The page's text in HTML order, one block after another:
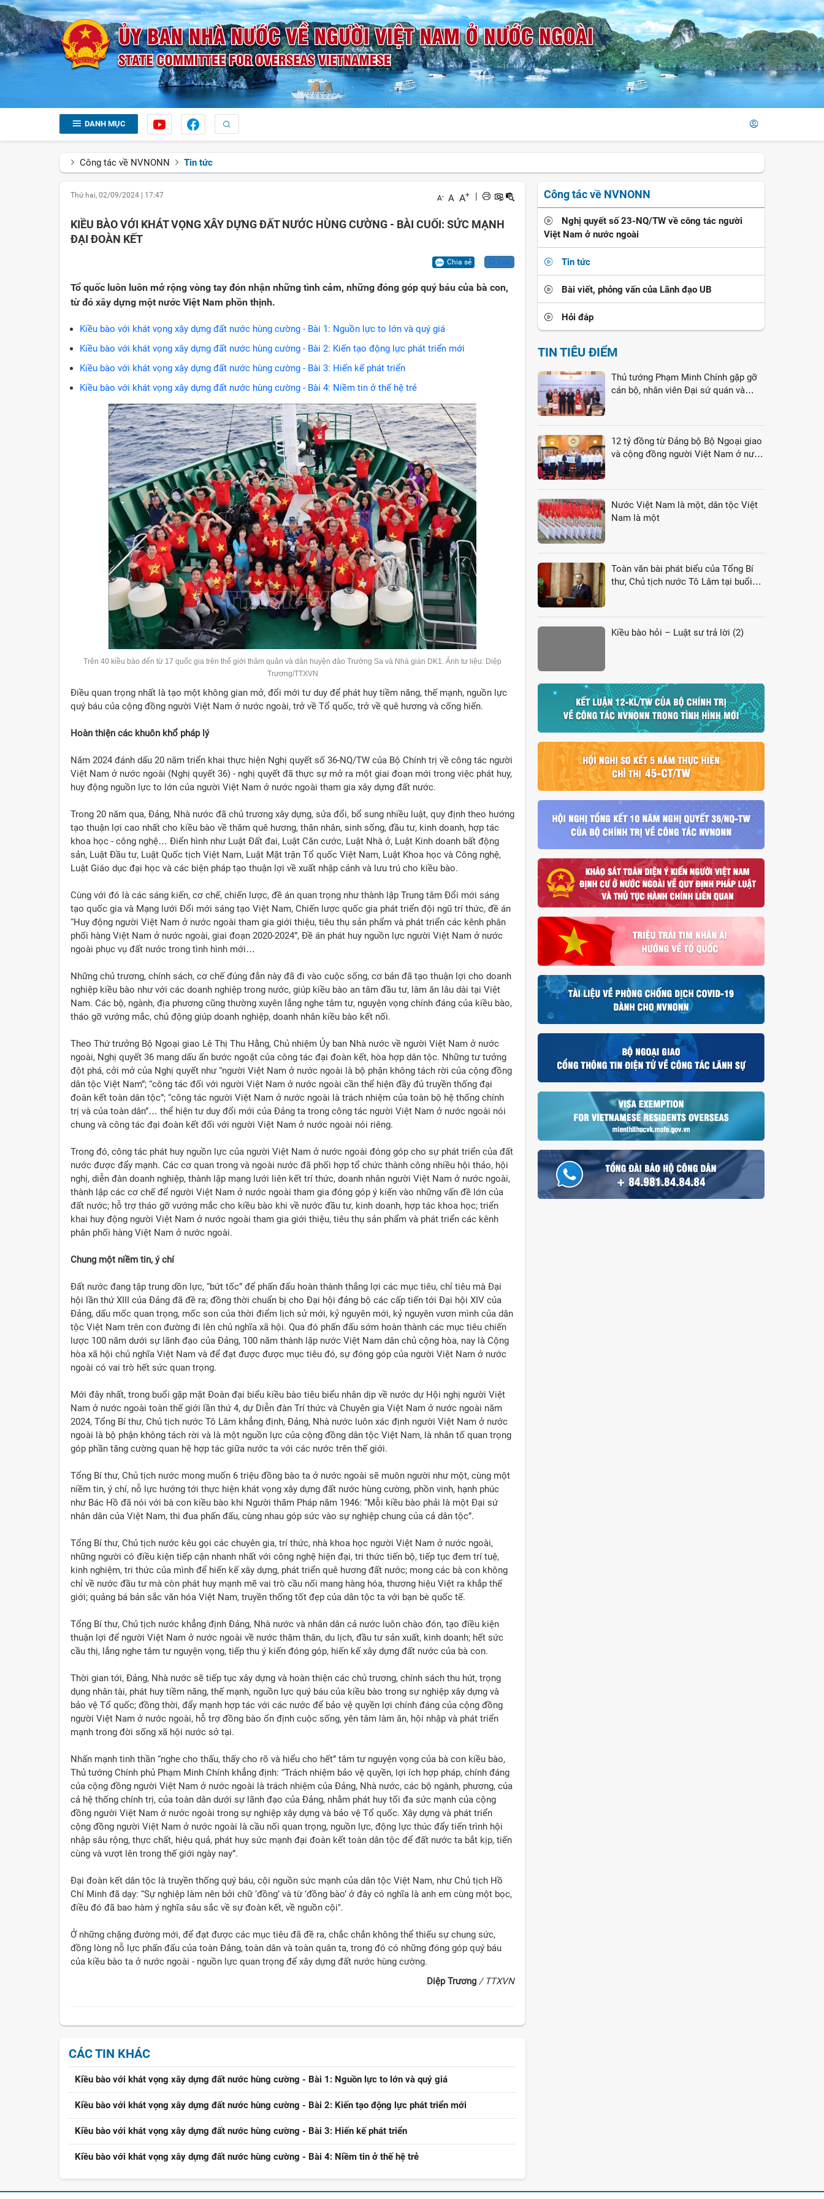
DANH MỤC
Công tác về NVNONN Tin tức
Thứ hai, 02/09/2024 17:47 A- A A+ |
KIỀU BÀO VỚI KHÁT VỌNG XÂY DỰNG ĐẤT NƯỚC HÙNG CƯỜNG - BÀI CUỐI: SỨC MẠNH
ĐẠI ĐOÀN KẾT
Chia sẻ Lưu
Tổ quốc luôn luôn mở rộng vòng tay đón nhận những tình cảm, những đóng góp quý báu của bà con,
từ đó xây dựng một nước Việt Nam phồn thịnh.
Kiều bào với khát vọng xây dựng đất nước hùng cường - Bài 1: Nguồn lực to lớn và quý giá
Kiều bào với khát vọng xây dựng đất nước hùng cường - Bài 2: Kiến tạo động lực phát triển mới
Kiều bào với khát vọng xây dựng đất nước hùng cường - Bài 3: Hiến kế phát triển
Kiều bào với khát vọng xây dựng đất nước hùng cường - Bài 4: Niềm tin ở thế hệ trẻ
Trên 40 kiều bào đến từ 17 quốc gia trên thế giới thăm quân và dân huyện đảo Trường Sa và Nhà giàn DK1. Ảnh tư liệu: Diệp
Trương/TTXVN
Điều quan trọng nhất là tạo một không gian mở, đổi mới tư duy để phát huy tiềm năng, thế mạnh, nguồn lực
quý báu của cộng đồng người Việt Nam ở nước ngoài, trở về Tổ quốc, trở về quê hương và cống hiến.
Hoàn thiện các khuôn khổ pháp lý
Năm 2024 đánh dấu 20 năm triển khai thực hiện Nghị quyết số 36-NQ/TW của Bộ Chính trị về công tác người
Việt Nam ở nước ngoài (Nghị quyết 36) - nghị quyết đã thực sự mở ra một giai đoạn mới trong việc phát huy,
huy động nguồn lực to lớn của người Việt Nam ở nước ngoài tham gia xây dựng đất nước.
Trong 20 năm qua, Đảng, Nhà nước đã chủ trương xây dựng, sửa đổi, bổ sung nhiều luật, quy định theo hướng
tạo thuận lợi cao nhất cho kiều bào về thăm quê hương, thân nhân, sinh sống, đầu tư, kinh doanh, hợp tác
khoa học - công nghệ… Điển hình như Luật Đất đai, Luật Căn cước, Luật Nhà ở, Luật Kinh doanh bất động
sản, Luật Đầu tư, Luật Quốc tịch Việt Nam, Luật Mặt trận Tổ quốc Việt Nam, Luật Khoa học và Công nghệ,
Luật Giáo dục đại học và các biện pháp tạo thuận lợi về xuất nhập cảnh và lưu trú cho kiều bào.
Cùng với đó là các sáng kiến, cơ chế, chiến lược, đề án quan trọng như thành lập Trung tâm Đổi mới sáng
tạo quốc gia và Mạng lưới Đổi mới sáng tạo Việt Nam, Chiến lược quốc gia phát triển đội ngũ trí thức, đề án
“Huy động người Việt Nam ở nước ngoài tham gia giới thiệu, tiêu thụ sản phẩm và phát triển các kênh phân
phối hàng Việt Nam ở nước ngoài, giai đoạn 2020-2024”, Đề án phát huy nguồn lực người Việt Nam ở nước
ngoài phục vụ đất nước trong tình hình mới…
Những chủ trương, chính sách, cơ chế đúng đắn này đã đi vào cuộc sống, cơ bản đã tạo thuận lợi cho doanh
nghiệp kiều bào như với các doanh nghiệp trong nước, giúp kiều bào an tâm đầu tư, làm ăn lâu dài tại Việt
Nam. Các bộ, ngành, địa phương cũng thường xuyên lắng nghe tâm tư, nguyện vọng chính đáng của kiều bào,
tháo gỡ vướng mắc, chủ động giúp doanh nghiệp, doanh nhân kiều bào kết nối.
Theo Thứ trưởng Bộ Ngoại giao Lê Thị Thu Hằng, Chủ nhiệm Ủy ban Nhà nước về người Việt Nam ở nước
ngoài, Nghị quyết 36 mang dấu ấn bước ngoặt của công tác đại đoàn kết, hòa hợp dân tộc. Những tư tưởng
đột phá, cởi mở của Nghị quyết như “người Việt Nam ở nước ngoài là bộ phận không tách rời của cộng đồng
dân tộc Việt Nam”; “công tác đối với người Việt Nam ở nước ngoài cần thể hiện đầy đủ truyền thống đại
đoàn kết toàn dân tộc”; “công tác người Việt Nam ở nước ngoài là trách nhiệm của toàn bộ hệ thống chính
trị và của toàn dân”… thể hiện tư duy đổi mới của Đảng ta trong công tác người Việt Nam ở nước ngoài nói
chung và công tác đại đoàn kết đối với người Việt Nam ở nước ngoài nói riêng.
Trong đó, công tác phát huy nguồn lực của người Việt Nam ở nước ngoài đóng góp cho sự phát triển của đất
nước được đẩy mạnh. Các cơ quan trong và ngoài nước đã phối hợp tổ chức thành công nhiều hội thảo, hội
nghị, diễn đàn doanh nghiệp, thành lập mạng lưới liên kết trí thức, doanh nhân người Việt Nam ở nước ngoài,
thành lập các cơ chế để người Việt Nam ở nước ngoài tham gia đóng góp ý kiến vào những vấn đề lớn của
đất nước; hỗ trợ tháo gỡ vướng mắc cho kiều bào khi về nước đầu tư, kinh doanh, hợp tác khoa học; triển
khai huy động người Việt Nam ở nước ngoài tham gia giới thiệu, tiêu thụ sản phẩm và phát triển các kênh
phân phối hàng Việt Nam ở nước ngoài.
Chung một niềm tin, ý chí
Đất nước đang tập trung dồn lực, “bứt tốc” để phấn đấu hoàn thành thắng lợi các mục tiêu, chỉ tiêu mà Đại
hội lần thứ XIII của Đảng đã đề ra; đồng thời chuẩn bị cho Đại hội đảng bộ các cấp tiến tới Đại hội XIV của
Đảng, dấu mốc quan trọng, mốc son của thời điểm lịch sử mới, kỷ nguyên mới, kỷ nguyên vươn mình của dân
tộc Việt Nam trên con đường đi lên chủ nghĩa xã hội. Qua đó phấn đấu sớm hoàn thành các mục tiêu chiến
lược 100 năm dưới sự lãnh đạo của Đảng, 100 năm thành lập nước Việt Nam dân chủ cộng hòa, nay là Cộng
hòa xã hội chủ nghĩa Việt Nam và để đạt được được mục tiêu đó, sự đóng góp của người Việt Nam ở nước
ngoài có vai trò hết sức quan trọng.
Mới đây nhất, trong buổi gặp mặt Đoàn đại biểu kiều bào tiêu biểu nhân dịp về nước dự Hội nghị người Việt
Nam ở nước ngoài toàn thế giới lần thứ 4, dự Diễn đàn Trí thức và Chuyên gia Việt Nam ở nước ngoài năm
2024, Tổng Bí thư, Chủ tịch nước Tô Lâm khẳng định, Đảng, Nhà nước luôn xác định người Việt Nam ở nước
ngoài là bộ phận không tách rời và là một nguồn lực của cộng đồng dân tộc Việt Nam, là nhân tố quan trọng
góp phần tăng cường quan hệ hợp tác giữa nước ta với các nước trên thế giới.
Tổng Bí thư, Chủ tịch nước mong muốn 6 triệu đồng bào ta ở nước ngoài sẽ muôn người như một, cùng một
niềm tin, ý chí, nỗ lực hướng tới thực hiện khát vọng xây dựng đất nước hùng cường, phồn vinh, hạnh phúc
như Bác Hồ đã nói với bà con kiều bào khi Người thăm Pháp năm 1946: “Mỗi kiều bào phải là một Đại sứ
nhân dân của Việt Nam, thi đua phấn đấu, cùng nhau góp sức vào sự nghiệp chung của cả dân tộc”.
Tổng Bí thư, Chủ tịch nước kêu gọi các chuyên gia, trí thức, nhà khoa học người Việt Nam ở nước ngoài,
những người có điều kiện tiếp cận nhanh nhất với công nghệ hiện đại, tri thức tiến bộ, tiếp tục đem trí tuệ,
kinh nghiệm, tri thức của mình để hiến kế xây dựng, phát triển quê hương đất nước; mong các bà con không
chỉ về nước đầu tư mà còn phát huy mạnh mẽ vai trò cầu nối mang hàng hóa, thương hiệu Việt ra khắp thế
giới; quảng bá bản sắc văn hóa Việt Nam, truyền thống tốt đẹp của dân tộc ta với bạn bè quốc tế.
Tổng Bí thư, Chủ tịch nước khẳng định Đảng, Nhà nước và nhân dân cả nước luôn chào đón, tạo điều kiện
thuận lợi để người Việt Nam ở nước ngoài về nước thăm thân, du lịch, đầu tư sản xuất, kinh doanh; hết sức
cầu thị, lắng nghe tâm tư nguyện vọng, tiếp thu ý kiến đóng góp, hiến kế xây dựng đất nước của bà con.
Thời gian tới, Đảng, Nhà nước sẽ tiếp tục xây dựng và hoàn thiện các chủ trương, chính sách thu hút, trọng
dụng nhân tài, phát huy tiềm năng, thế mạnh, nguồn lực quý báu của kiều bào trong sự nghiệp xây dựng và
bảo vệ Tổ quốc; đồng thời, đẩy mạnh hợp tác với các nước để bảo vệ quyền lợi chính đáng của cộng đồng
người Việt Nam ở nước ngoài, hỗ trợ đồng bào ổn định cuộc sống, yên tâm làm ăn, hội nhập và phát triển
mạnh trong đời sống xã hội nước sở tại.
Nhấn mạnh tinh thần “nghe cho thấu, thấy cho rõ và hiểu cho hết” tâm tư nguyện vọng của bà con kiều bào,
Thủ tướng Chính phủ Phạm Minh Chính khẳng định: “Trách nhiệm bảo vệ quyền, lợi ích hợp pháp, chính đáng
của cộng đồng người Việt Nam ở nước ngoài là trách nhiệm của Đảng, Nhà nước, các bộ ngành, phương, của
cả hệ thống chính trị, của toàn dân dưới sự lãnh đạo của Đảng, nhằm phát huy tối đa sức mạnh của cộng
đồng người Việt Nam ở nước ngoài trong sự nghiệp xây dựng và bảo vệ Tổ quốc. Xây dựng và phát triển
cộng đồng người Việt Nam ở nước ngoài là cầu nối quan trọng, nguồn lực, động lực thúc đẩy tiến trình hội
nhập sâu rộng, thực chất, hiệu quả, phát huy sức mạnh đại đoàn kết toàn dân tộc để đất nước ta bắt kịp, tiến
cùng và vượt lên trong thế giới ngày nay”.
Đại đoàn kết dân tộc là truyền thống quý báu, cội nguồn sức mạnh của dân tộc Việt Nam, như Chủ tịch Hồ
Chí Minh đã dạy: “Sự nghiệp làm nên bởi chữ ‘đồng’ và từ ‘đồng bào’ ở đây có nghĩa là anh em cùng một bọc,
điều đó đã bao hàm ý nghĩa sâu sắc về sự đoàn kết, về nguồn cội".
Ở những chặng đường mới, để đạt được các mục tiêu đã đề ra, chắc chắn không thể thiếu sự chung sức,
đồng lòng nỗ lực phấn đấu của toàn Đảng, toàn dân và toàn quân ta, trong đó có những đóng góp quý báu
của kiều bào ta ở nước ngoài - nguồn lực quan trọng để xây dựng đất nước hùng cường.
Diệp Trương / TTXVN
CÁC TIN KHÁC
Kiều bào với khát vọng xây dựng đất nước hùng cường - Bài 1: Nguồn lực to lớn và quý giá
Kiều bào với khát vọng xây dựng đất nước hùng cường - Bài 2: Kiến tạo động lực phát triển mới
Kiều bào với khát vọng xây dựng đất nước hùng cường - Bài 3: Hiến kế phát triển
Kiều bào với khát vọng xây dựng đất nước hùng cường - Bài 4: Niềm tin ở thế hệ trẻ
Công tác về NVNONN
Nghị quyết số 23-NQ/TW về công tác người
Việt Nam ở nước ngoài
Tin tức
Bài viết, phỏng vấn của Lãnh đạo UB
Hỏi đáp
TIN TIÊU ĐIỂM
Thủ tướng Phạm Minh Chính gặp gỡ
cán bộ, nhân viên Đại sứ quán và
12 tỷ đồng từ Đảng bộ Bộ Ngoại giao
và cộng đồng người Việt Nam ở nước
Nước Việt Nam là một, dân tộc Việt
Nam là một
Toàn văn bài phát biểu của Tổng Bí
thư, Chủ tịch nước Tô Lâm tại buổi
Kiều bào hỏi – Luật sư trả lời (2)